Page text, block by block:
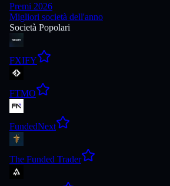
Premi 2026
Migliori società dell'anno
Società Popolari
FXIFY
FTMO
FundedNext
The Funded Trader